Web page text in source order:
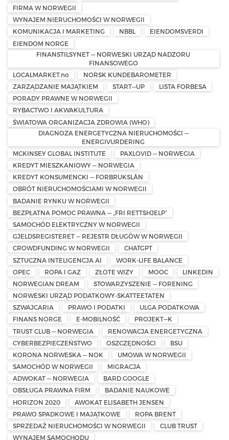
FIRMA W NORWEGII
WYNAJEM NIERUCHOMOŚCI W NORWEGII
KOMUNIKACJA I MARKETING
NBBL
EIENDOMSVERDI
EIENDOM NORGE
FINANSTILSYNET — NORWESKI URZĄD NADZORU
FINANSOWEGO
LOCALMARKET.no
NORSK KUNDEBAROMETER
ZARZĄDZANIE MAJĄTKIEM
START—UP
LISTA FORBESA
PORADY PRAWNE W NORWEGII
RYBACTWO I AKWAKULTURA
ŚWIATOWA ORGANIZACJA ZDROWIA (WHO)
DIAGNOZA ENERGETYCZNA NIERUCHOMOŚCI —
ENERGIVURDERING
MCKINSEY GLOBAL INSTITUTE
PAXLOVID — NORWEGIA
KREDYT MIESZKANIOWY — NORWEGIA
KREDYT KONSUMENCKI — FORBRUKSLÅN
OBRÓT NIERUCHOMOŚCIAMI W NORWEGII
BADANIE RYNKU W NORWEGII
BEZPŁATNA POMOC PRAWNA — „FRI RETTSHJELP”
SAMOCHÓD ELEKTRYCZNY W NORWEGII
GJELDSREGISTERET — REJESTR DŁUGÓW W NORWEGII
CROWDFUNDING W NORWEGII
CHATGPT
SZTUCZNA INTELIGENCJA AI
WORK-LIFE BALANCE
OPEC
ROPA I GAZ ZŁOTE WIZY MOOC
LINKEDIN
NORWEGIAN DREAM
STOWARZYSZENIE — FORENING
NORWESKI URZĄD PODATKOWY-SKATTEETATEN
SZWAJCARIA
PRAWO I PODATKI
ULGA PODATKOWA
FINANS NORGE
E-MOBILNOŚĆ
PROJEKT—K
TRUST CLUB — NORWEGIA
RENOWACJA ENERGETYCZNA
CYBERBEZPIECZEŃSTWO
OSZCZĘDNOŚCI
BSU
KORONA NORWESKA — NOK
UMOWA W NORWEGII
SAMOCHÓD W NORWEGII
MIGRACJA
ADWOKAT — NORWEGIA
BARD GOOGLE
OBSŁUGA PRAWNA FIRM
BADANIE NAUKOWE
HORIZON 2020
AWOKAT ELISABETH JENSEN
PRAWO SPADKOWE I MAJĄTKOWE
ROPA BRENT
SPRZEDAŻ NIERUCHOMOŚCI W NORWEGII
CLUB TRUST
WYNAJEM SAMOCHODU